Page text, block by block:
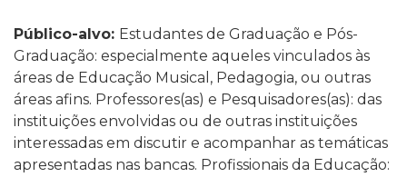
Público-alvo: Estudantes de Graduação e Pós-
Graduação: especialmente aqueles vinculados às
áreas de Educação Musical, Pedagogia, ou outras
áreas afins. Professores(as) e Pesquisadores(as): das
instituições envolvidas ou de outras instituições
interessadas em discutir e acompanhar as temáticas
apresentadas nas bancas. Profissionais da Educação: